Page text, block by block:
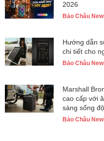
2026
Bảo Châu
Hướng dẫn
chi tiết cho
Bảo Châu
Marshall
cao cấp với
sáng sống
Bảo Châu